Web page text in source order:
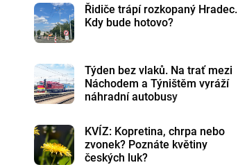
Řidiče trápí rozkopaný Hradec.
Kdy bude hotovo?
Týden bez vlaků. Na trať mezi
Náchodem a Týništěm vyráží
náhradní autobusy
KVÍZ: Kopretina, chrpa nebo
zvonek? Poznáte květiny
českých luk?